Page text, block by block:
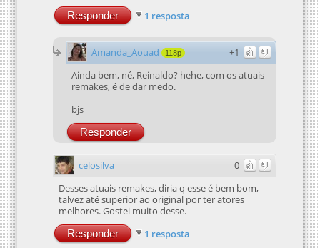
Responder 1 resposta
+1
Amanda_Aouad 118p
Ainda bem, né, Reinaldo? hehe, com os atuais
remakes, é de dar medo.
bjs
Responder
0
celosilva
Desses atuais remakes, diria q esse é bem bom,
talvez até superior ao original por ter atores
melhores. Gostei muito desse.
Responder 1 resposta